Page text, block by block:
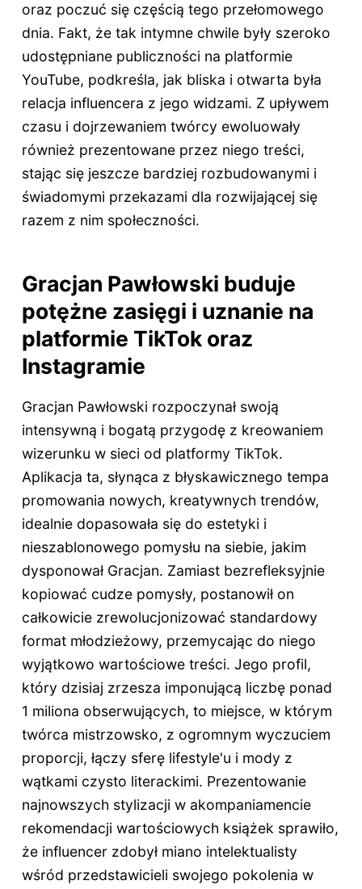
oraz poczuć się częścią tego przełomowego
dnia. Fakt, że tak intymne chwile były szeroko
udostępniane publiczności na platformie
YouTube, podkreśla, jak bliska i otwarta była
relacja influencera z jego widzami. Z upływem
czasu i dojrzewaniem twórcy ewoluowały
również prezentowane przez niego treści,
stając się jeszcze bardziej rozbudowanymi i
świadomymi przekazami dla rozwijającej się
razem z nim społeczności.
Gracjan Pawłowski buduje
potężne zasięgi i uznanie na
platformie TikTok oraz
Instagramie
Gracjan Pawłowski rozpoczynał swoją
intensywną i bogatą przygodę z kreowaniem
wizerunku w sieci od platformy TikTok.
Aplikacja ta, słynąca z błyskawicznego tempa
promowania nowych, kreatywnych trendów,
idealnie dopasowała się do estetyki i
nieszablonowego pomysłu na siebie, jakim
dysponował Gracjan. Zamiast bezrefleksyjnie
kopiować cudze pomysły, postanowił on
całkowicie zrewolucjonizować standardowy
format młodzieżowy, przemycając do niego
wyjątkowo wartościowe treści. Jego profil,
który dzisiaj zrzesza imponującą liczbę ponad
1 miliona obserwujących, to miejsce, w którym
twórca mistrzowsko, z ogromnym wyczuciem
proporcji, łączy sferę lifestyle'u i mody z
wątkami czysto literackimi. Prezentowanie
najnowszych stylizacji w akompaniamencie
rekomendacji wartościowych książek sprawiło,
że influencer zdobył miano intelektualisty
wśród przedstawicieli swojego pokolenia w